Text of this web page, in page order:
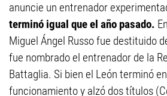
anuncie un entrenador
terminó igual que el año pasado.
Miguel Ángel Russo fue destituido
fue nombrado el entrenador de la
Battaglia. Si bien el León terminó
funcionamiento y alzó dos títulos